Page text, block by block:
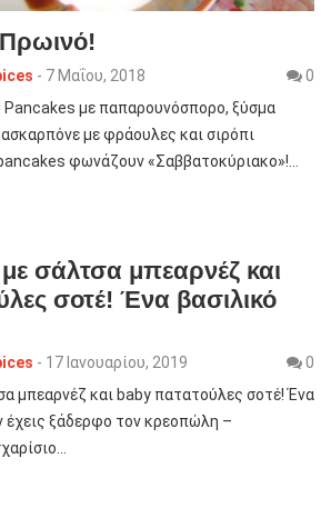
- 7 Μαΐου, 2018
0
Pancakes με παπαρουνόσπορο, ξύσμα
με φράουλες και σιρόπι
φωνάζουν «Σαββατοκύριακο»!…
σάλτσα μπεαρνέζ και
σοτέ! Ένα βασιλικό
- 17 Ιανουαρίου, 2019
0
μπεαρνέζ και baby πατατούλες σοτέ! Ένα
έχεις ξάδερφο τον κρεοπώλη –